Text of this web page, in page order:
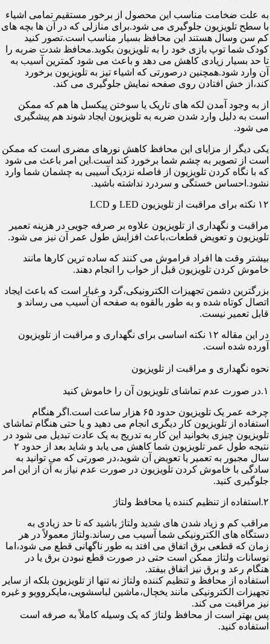
به علت ضخامت مناسب این محصول از برخور مستقیم تمامی اشیاء
با سطح تلویزیون جلوگیری می شود.برای منازلی که در آن ها بچه های
کم سن وسال هستند این محافظ بسیار مناسب است.تصور کنید
کودک شما توپ بازی خود را به تلویزیون بکوبد.محافظ شدت ضربه را
تا حد بسیار زیادی کاهش می دهد و باعث می شود کمترین آسیب به
آن وارد شود.همچنین درصورتی که اشیاء تیز به تلویزیون برخورد
کند،از خش افتادن روی صفحه نمایش جلوگیری می کند.
از به وجود آمدن لکه های تاریک یا سوختن پیکسل ها هم که ممکن
است به دلیل وارد شدن ضربه به تلویزیون ایجاد شوند هم پیشگیری
می شود.
یکی دیگر از مزایای این محافظ کاهش نورهای مضری است که ممکن
است از تصویر به چشم شما برخورد کند است.این امر باعث می شود
که با نگاه کردن تلویزیون از فاصله نزدیک آسیبی به چشمان شما وارد
نشود.احساس خستگی و سردرد نداشته باشید.
۱۲ نکته برای مراقبت از تلویزیون LED و LCD
مراقبت و نگهداری از تلویزیون علاوه بر صرفه جویی در هزینه تعمیر
تلویزیون و تعویض قطعات،باعث افزایش طول عمر آن نیز می شود.
بیشتر وقت ها افراد فراموش می کنند که ساده ترین کارها مانند
خاموش کردن تلویزیون قبل از خواب را انجام دهند.
بزرگترین دشمن تجهیزات الکترونیکی،گرد و غبار است که باعث ایجاد
اتصال کوتاه شده و به طور بالقوه به صفحه آن آسیب می رساند و
قابل تعمیر نیست.
در این مقاله ۱۲ نکته اساسی برای نگهداری و مراقبت از تلویزیون
آورده شده است.
نحوه نگهداری و مراقبت از تلویزیون
۱.در صورت عدم تماشای تلویزیون آن را خاموش کنید
چرخه عمر یک تلویزیون حدود ۶۵ هزار ساعت است.اگر هنگام
استفاده از تلویزیون کار دیگری انجام می دهید و یا حتی هنگام تماشای
تلویزیون چیزی بخوانید این کار به تدریج به یک عادت تبدیل می شود در
نتیجه طول عمر تلویزیون شما کاهش می یابد و شاید بعد از حدود ۲
سال مجبور به تعمیر یا تعویض آن شوید،در صورتی که می توانید به
سادگی با خاموش کردن تلویزیون در صورت عدم نیاز به آن از این امر
جلوگیری کنید.
۲.استفاده از تنظیم کننده یا محافظ ولتاژ
مراقب کم و زیاد شدن های شدید ولتاژ باشید که تا حد زیادی به
دستگاه های الکترونیکی شما آسیب می رساند.ولتاژ معمولاً در هر
زمان که قطعی برق اتفاق می افتد به طور ناگهانی قطع می شود،اما
نوسانات ولتاژ ممکن است حتی در صورت قطع نبودن برق یا در
هنگام رعد و برق نیز اتفاق بیفتد.
استفاده از محافظ و تنظیم کننده ولتاژ نه تنها از تلویزیون بلکه از سایر
تجهیزات الکترونیکی مانند یخچال،ماشین لباسشویی،مایکروویو و غیره
نیز مراقبت می کند.
پس بهتر است از محافظ ولتاژ که یک وسیله کاملاً به صرفه است
استفاده کنید.